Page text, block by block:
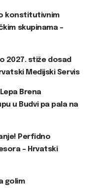
konstitutivnim
skupinama –
2027. stiže dosad
Medijski Servis
Brena
u Budvi pa pala na
Perfidno
– Hrvatski
golim